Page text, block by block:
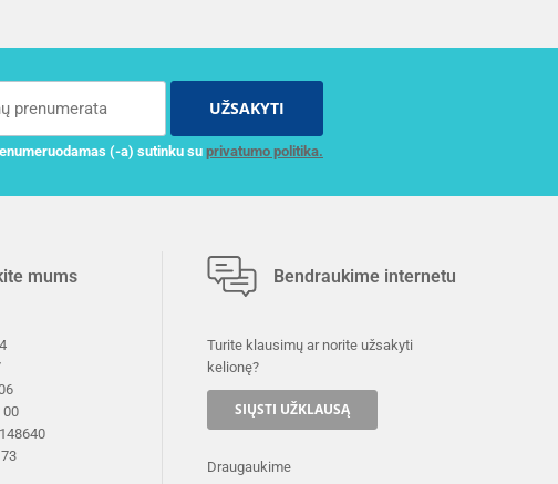
UŽSAKYTI
(-a) sutinku su privatumo politika.
mums
00
Bendraukime internetu
Turite klausimų ar norite užsakyti
kelionę?
SIŲSTI UŽKLAUSĄ
Draugaukime